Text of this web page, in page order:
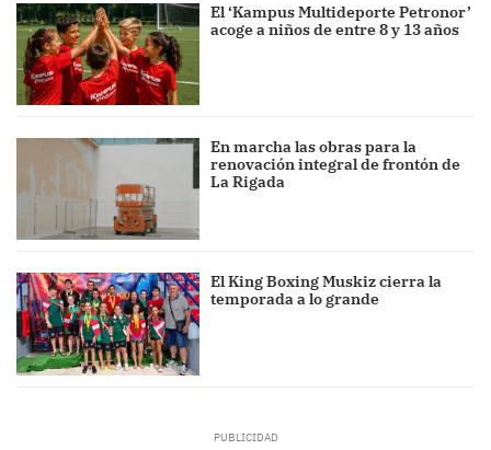
El ‘Kampus Multideporte Petronor’
acoge a niños de entre 8 y 13 años
En marcha las obras para la
renovación integral de frontón de
La Rigada
El King Boxing Muskiz cierra la
temporada a lo grande